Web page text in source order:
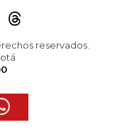
reservados.